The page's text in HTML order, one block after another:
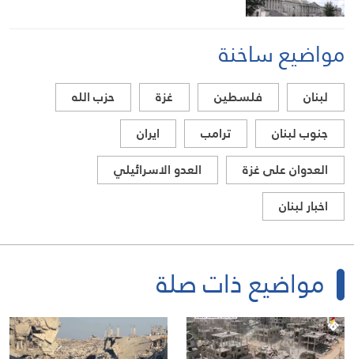
مواضيع ساخنة
لبنان فلسطين غزة
حزب الله
جنوب لبنان
ترامب
ايران
العدوان على غزة
العدو الاسرائيلي
اخبار لبنان
مواضيع ذات صلة